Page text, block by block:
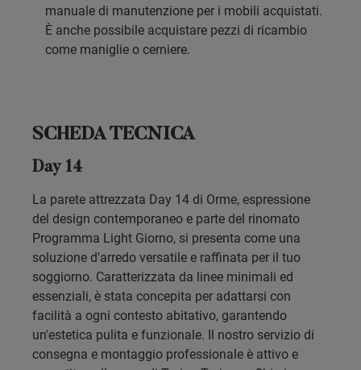
manuale di manutenzione per i mobili acquistati.
È anche possibile acquistare pezzi di ricambio
come maniglie o cerniere.
SCHEDA TECNICA
Day 14
La parete attrezzata Day 14 di Orme, espressione
del design contemporaneo e parte del rinomato
Programma Light Giorno, si presenta come una
soluzione d'arredo versatile e raffinata per il tuo
soggiorno. Caratterizzata da linee minimali ed
essenziali, è stata concepita per adattarsi con
facilità a ogni contesto abitativo, garantendo
un'estetica pulita e funzionale. Il nostro servizio di
consegna e montaggio professionale è attivo e